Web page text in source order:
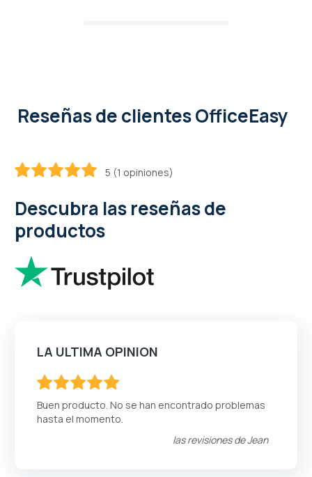
Reseñas de clientes OfficeEasy
5 (1 opiniones)
Descubra las reseñas de
productos
LA ULTIMA OPINION
Buen producto. No se han encontrado problemas
hasta el momento.
las revisiones deJean